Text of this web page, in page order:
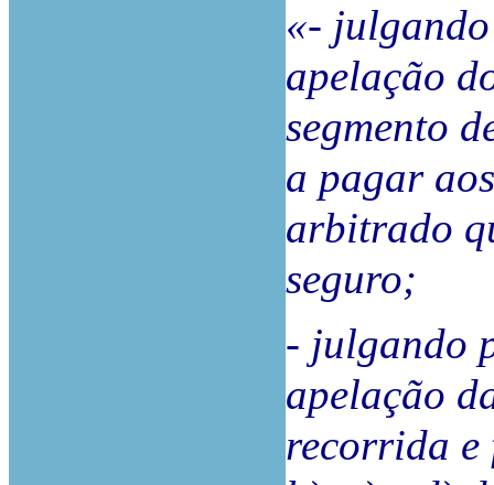
«-
apelação
segmento
a pagar
arbitrado
seguro;
- julgando
apelação
recorrida e